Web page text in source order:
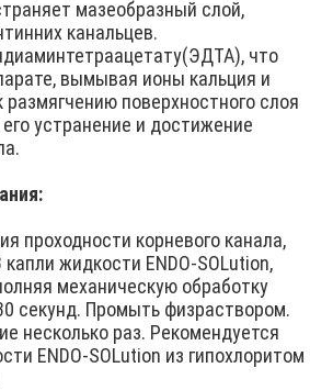
мазеобразный слой,
канальцев.
что
вымывая ионы кальция и
размягчению поверхностного слоя
устранение и достижение
проходности корневого канала,
жидкости ENDO-SOLution,
механическую обработку
секунд. Промыть физраствором.
несколько раз. Рекомендуется
ENDO-SOLution из гипохлоритом